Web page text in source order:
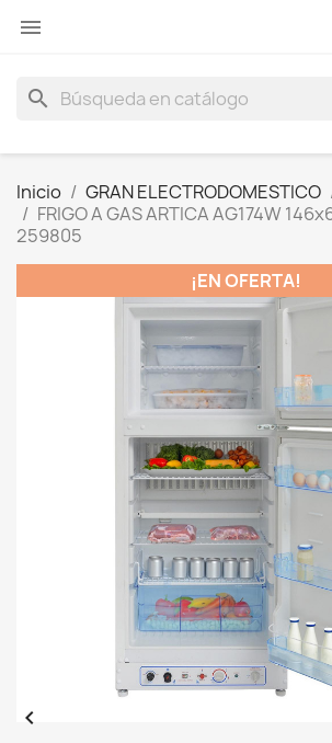

search
Inicio GRAN ELECTRODOMESTICO
FRIGO A GAS ARTICA AG174W
259805
¡EN OFERTA!
